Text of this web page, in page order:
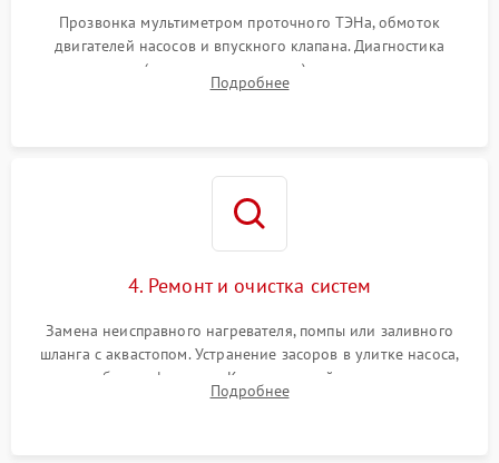
Прозвонка мультиметром проточного ТЭНа, обмоток
двигателей насосов и впускного клапана. Диагностика
прессостата (датчика уровня воды), датчика мутности,
концевика дверцы и электронного модуля управления.
Подробнее
4. Ремонт и очистка систем
Замена неисправного нагревателя, помпы или заливного
шланга с аквастопом. Устранение засоров в улитке насоса,
патрубках и фильтрах. Компонентный ремонт платы
управления, восстановление поврежденной проводки.
Подробнее